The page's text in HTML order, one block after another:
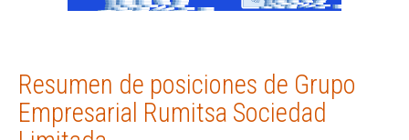
Resumen de posiciones de Grupo
Empresarial Rumitsa Sociedad